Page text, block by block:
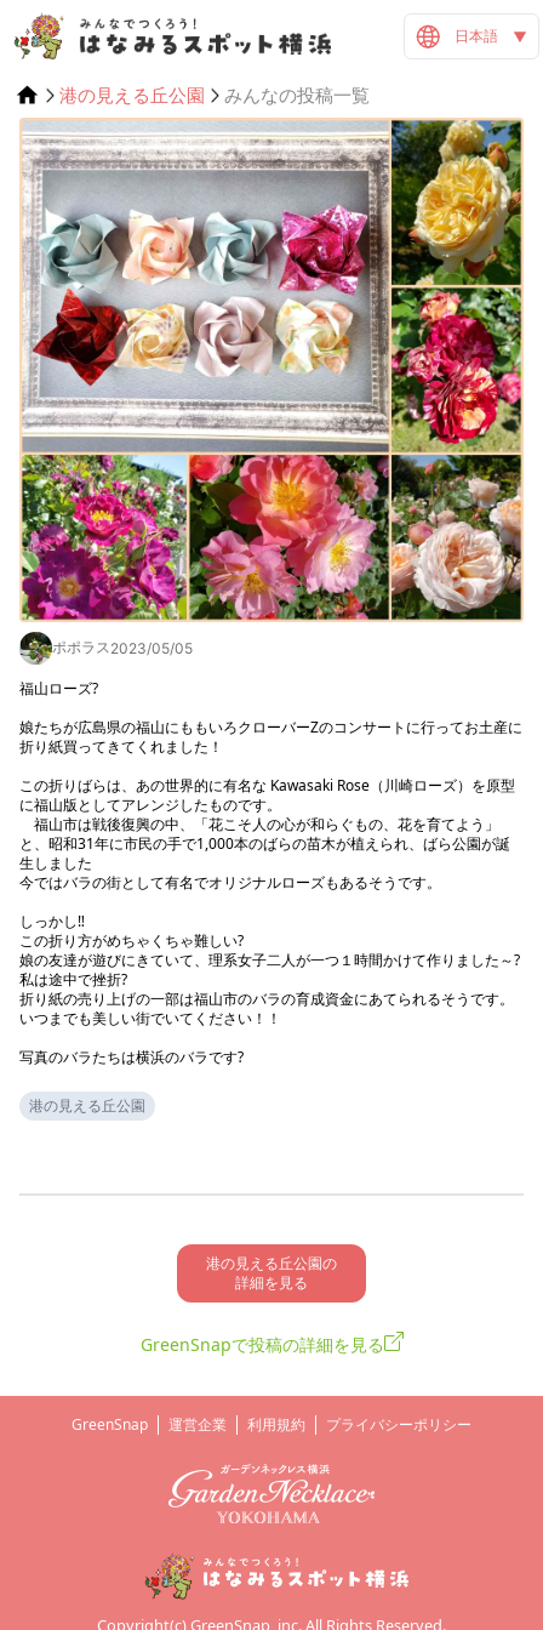
日本語
港の見える丘公園 みんなの投稿一覧
ポポラス2023/05/05
福山ローズ?
娘たちが広島県の福山にももいろクローバーZのコンサートに行ってお土産に
折り紙買ってきてくれました！
この折りばらは、あの世界的に有名な Kawasaki Rose（川崎ローズ）を原型
に福山版としてアレンジしたものです。
福山市は戦後復興の中、「花こそ人の心が和らぐもの、花を育てよう」
と、昭和31年に市民の手で1,000本のばらの苗木が植えられ、ばら公園が誕
生しました
今ではバラの街として有名でオリジナルローズもあるそうです。
しっかし‼️
この折り方がめちゃくちゃ難しい?
娘の友達が遊びにきていて、理系女子二人が一つ１時間かけて作りました～?
私は途中で挫折?
折り紙の売り上げの一部は福山市のバラの育成資金にあてられるそうです。
いつまでも美しい街でいてください！！
写真のバラたちは横浜のバラです?
港の見える丘公園
港の見える丘公園の
詳細を見る
GreenSnapで投稿の詳細を見る
GreenSnap 運営企業 利用規約 プライバシーポリシー
Copyright(c) GreenSnap, inc. All Rights Reserved.